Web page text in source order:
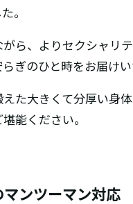
。
ら、よりセクシャリ
ぎのひと時をお届けい
た大きくて分厚い身
能ください。
ンツーマン対応